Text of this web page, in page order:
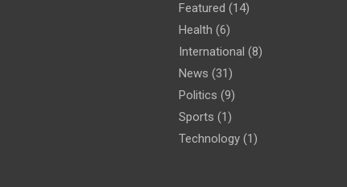
Featured (14)
Health (6)
International (8)
News (31)
Politics (9)
Sports (1)
Technology (1)